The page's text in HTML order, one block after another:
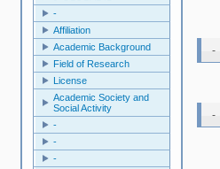
-
Affiliation
Academic Background
Field of Research
License
Academic Society and
Social Activity
-
-
-
-
-